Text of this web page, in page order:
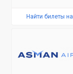
Найти билеты